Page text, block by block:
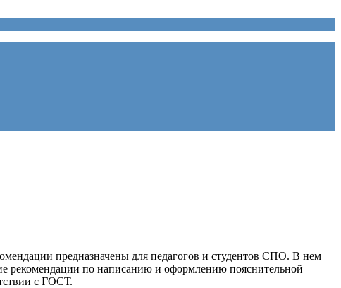
предназначены для педагогов и студентов СПО. В нем
рекомендации по написанию и оформлению пояснительной
с ГОСТ.